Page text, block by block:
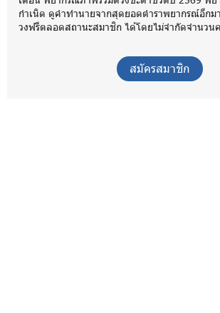
กำเนิด ดูคำทำนายจากสุดยอดตำราพยากรณ์อีกม
วงฟรีตลอดสถานะสมาชิก ได้โดยไม่จำกัดจำนวน
สมัครสมาชิก